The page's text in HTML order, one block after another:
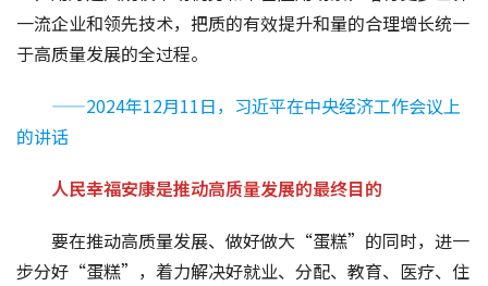
一流企业和领先技术，把质的有效提升和量的合理增长统一
于高质量发展的全过程。
——2024年12月11日，习近平在中央经济工作会议上
的讲话
人民幸福安康是推动高质量发展的最终目的
要在推动高质量发展、做好做大“蛋糕”的同时，进一
步分好“蛋糕”，着力解决好就业、分配、教育、医疗、住